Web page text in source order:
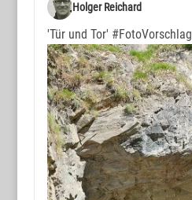
Holger Reichard
'Tür und Tor' #FotoVorschlag